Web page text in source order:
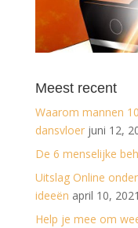
Meest recent
Waarom mannen
dansvloer juni 12,
De 6 menselijke
Uitslag Online
ideeën april 10, 2021
Help je mee om